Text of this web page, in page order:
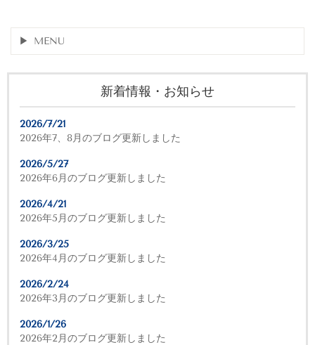
MENU
新着情報・お知らせ
2026/7/21
2026年7、8月のブログ更新しました
2026/5/27
2026年6月のブログ更新しました
2026/4/21
2026年5月のブログ更新しました
2026/3/25
2026年4月のブログ更新しました
2026/2/24
2026年3月のブログ更新しました
2026/1/26
2026年2月のブログ更新しました